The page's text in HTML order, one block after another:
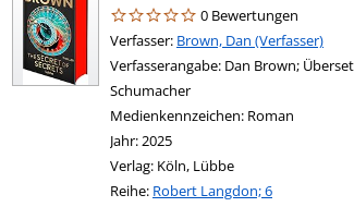
0 Bewertungen
Verfasser: Suche nach diesem Verfasser
Brown, Dan (Verfasser)
Verfasserangabe: Dan Brown;
Schumacher
Medienkennzeichen: Roman
Jahr:2025
Verlag: Köln, Lübbe
Reihe: Robert Langdon; 6